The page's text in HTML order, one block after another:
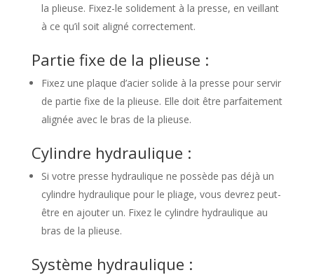
la plieuse. Fixez-le solidement à la presse, en veillant
à ce qu’il soit aligné correctement.
Partie fixe de la plieuse :
Fixez une plaque d’acier solide à la presse pour servir
de partie fixe de la plieuse. Elle doit être parfaitement
alignée avec le bras de la plieuse.
Cylindre hydraulique :
Si votre presse hydraulique ne possède pas déjà un
cylindre hydraulique pour le pliage, vous devrez peut-
être en ajouter un. Fixez le cylindre hydraulique au
bras de la plieuse.
Système hydraulique :